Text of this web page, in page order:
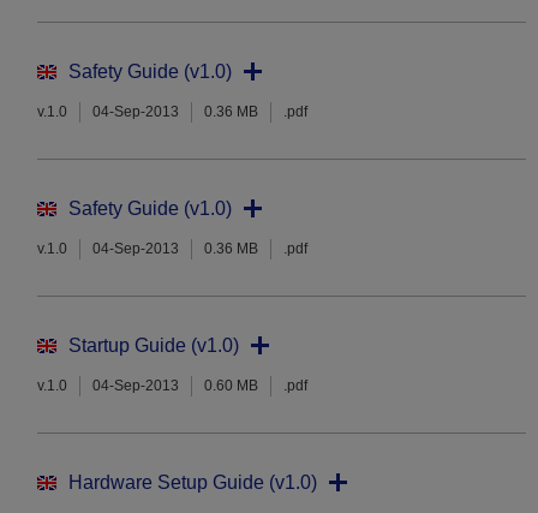
Safety Guide (v1.0)
v.1.0 04-Sep-2013 0.36 MB .pdf
Safety Guide (v1.0)
v.1.0 04-Sep-2013 0.36 MB .pdf
Startup Guide (v1.0)
v.1.0 04-Sep-2013 0.60 MB .pdf
Hardware Setup Guide (v1.0)